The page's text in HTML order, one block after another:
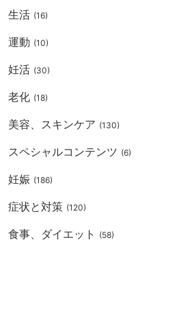
生活 (16)
運動 (10)
妊活 (30)
老化 (18)
美容、スキンケア (130)
スペシャルコンテンツ (6)
妊娠 (186)
症状と対策 (120)
食事、ダイエット (58)